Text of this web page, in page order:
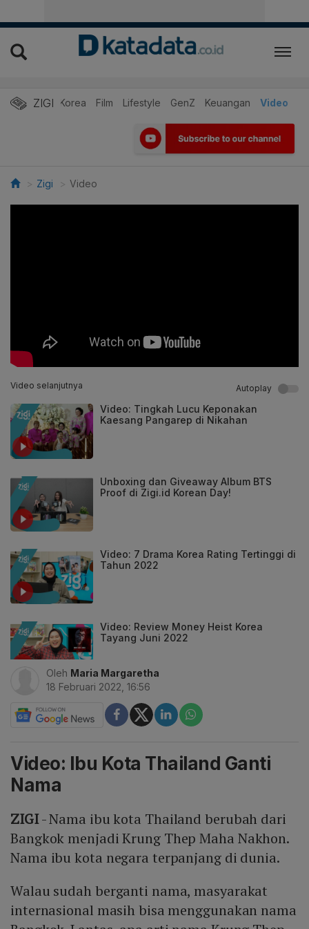
ZIGI
Hits Korea Film Lifestyle GenZ Keuangan Video
Zigi Video
Video selanjutnya Autoplay
Video: Tingkah Lucu Keponakan
Kaesang Pangarep di Nikahan
Unboxing dan Giveaway Album BTS
Proof di Zigi.id Korean Day!
Video: 7 Drama Korea Rating Tertinggi di
Tahun 2022
Video: Review Money Heist Korea
Tayang Juni 2022
Oleh Maria Margaretha
18 Februari 2022, 16:56
Video: Ibu Kota Thailand Ganti
Nama
ZIGI- Nama ibu kota Thailand berubah dari
Bangkok menjadi Krung Thep Maha Nakhon.
Nama ibu kota negara terpanjang di dunia.
Walau sudah berganti nama, masyarakat
internasional masih bisa menggunakan nama